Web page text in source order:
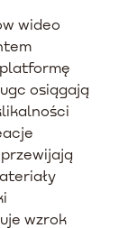
wideo
osiągają
wzrok